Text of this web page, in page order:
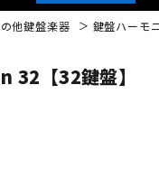
他鍵盤楽器 鍵盤ハーモ
【32鍵盤】